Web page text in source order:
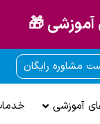
آموزشی 🎁
مشاوره رایگان
آموزشی